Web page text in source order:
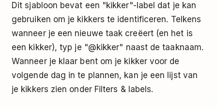
Dit sjabloon bevat een "kikker"-label dat je kan
gebruiken om je kikkers te identificeren. Telkens
wanneer je een nieuwe taak creëert (en het is
een kikker), typ je "@kikker" naast de taaknaam.
Wanneer je klaar bent om je kikker voor de
volgende dag in te plannen, kan je een lijst van
je kikkers zien onder Filters & labels.